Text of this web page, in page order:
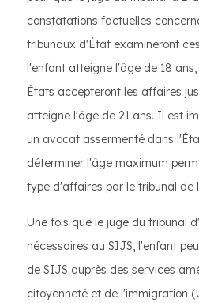
constatations factuelles
tribunaux d'État examineront
l'enfant atteigne l'âge de 18
États accepteront les affaires
atteigne l'âge de 21 ans. Il est
un avocat assermenté dans
déterminer l'âge maximum
type d'affaires par le tribunal de
Une fois que le juge du tribunal
nécessaires au SIJS, l'enfant
de SIJS auprès des services
citoyenneté et de l'immigration